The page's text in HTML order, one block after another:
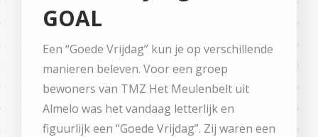
GOAL
Een “Goede Vrijdag” kun je op verschillende
manieren beleven. Voor een groep
bewoners van TMZ Het Meulenbelt uit
Almelo was het vandaag letterlijk en
figuurlijk een “Goede Vrijdag”. Zij waren een